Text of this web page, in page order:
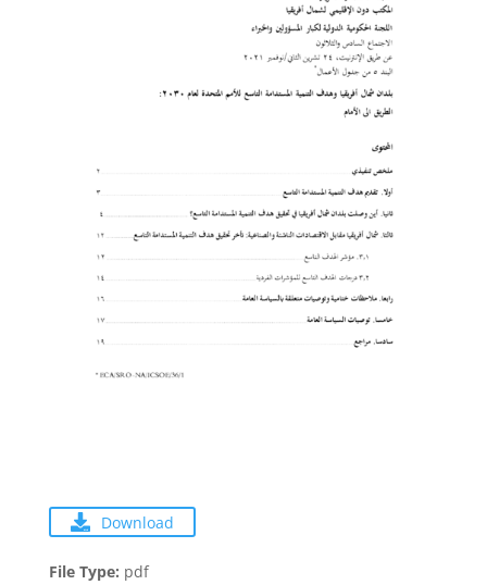
Download
File Type: pdf